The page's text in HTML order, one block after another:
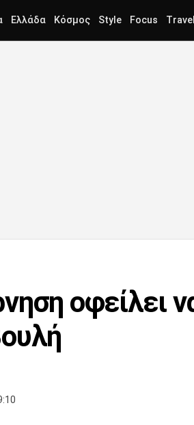
Ελλάδα Κόσμος Style Focus Travel
οφείλει